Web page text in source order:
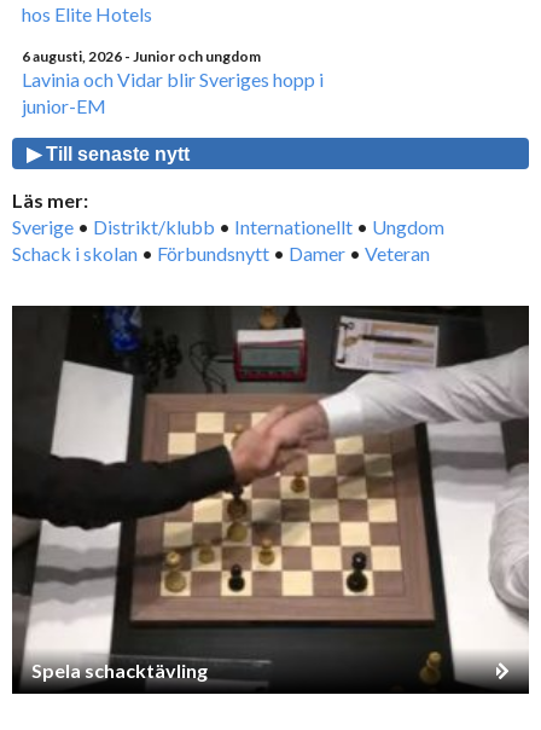
hos Elite Hotels
6 augusti, 2026 - Junior och ungdom
Lavinia och Vidar blir Sveriges hopp i
junior-EM
▶ Till senaste nytt
Läs mer:
Sverige • Distrikt/klubb • Internationellt • Ungdom
Schack i skolan • Förbundsnytt • Damer • Veteran
Spela schacktävling